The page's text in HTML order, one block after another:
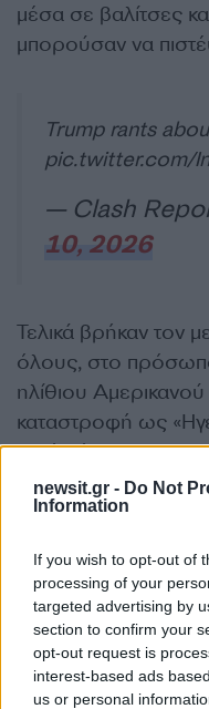
newsit.gr - Do Not
Information
If you wish to opt-out of
processing of your
targeted advertising by
section to confirm your
opt-out request is
interest-based ads
us or personal
μέσα σε βαλίτσες
μπορούσαν να
Trump rants
pic.twitter.com/
— Clash
10, 2026
Τελικά βρήκαν τον
όλους, στο
ηλίθιου
καταστροφή ως
κακός όσο ο
Για 47 χρόνια οι
ανθρώπους μας με
καταστέλλουν
εξόντωσαν
διαδηλωτές,
τώρα είναι ΞΑΝΑ